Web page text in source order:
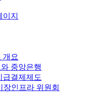
지
개요
중앙은행
급결제제도
장인프라 위원회